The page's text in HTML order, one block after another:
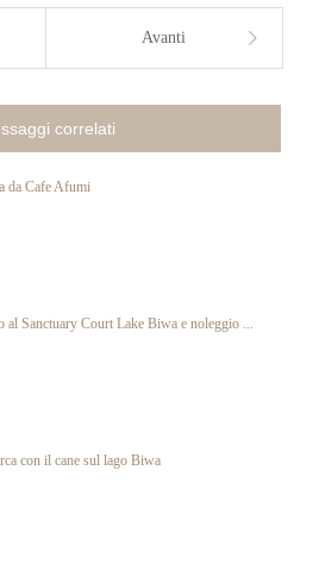
Avanti
correlati
da Cafe Afumi
al Sanctuary Court Lake Biwa e noleggio ...
con il cane sul lago Biwa